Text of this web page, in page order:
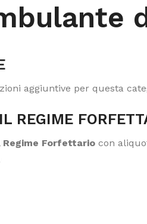
aggiuntive per questa
REGIME
Regime Forfettario con